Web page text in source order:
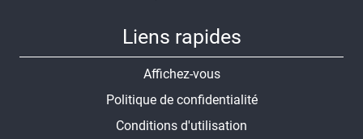
Liens rapides
Affichez-vous
Politique de confidentialité
Conditions d'utilisation